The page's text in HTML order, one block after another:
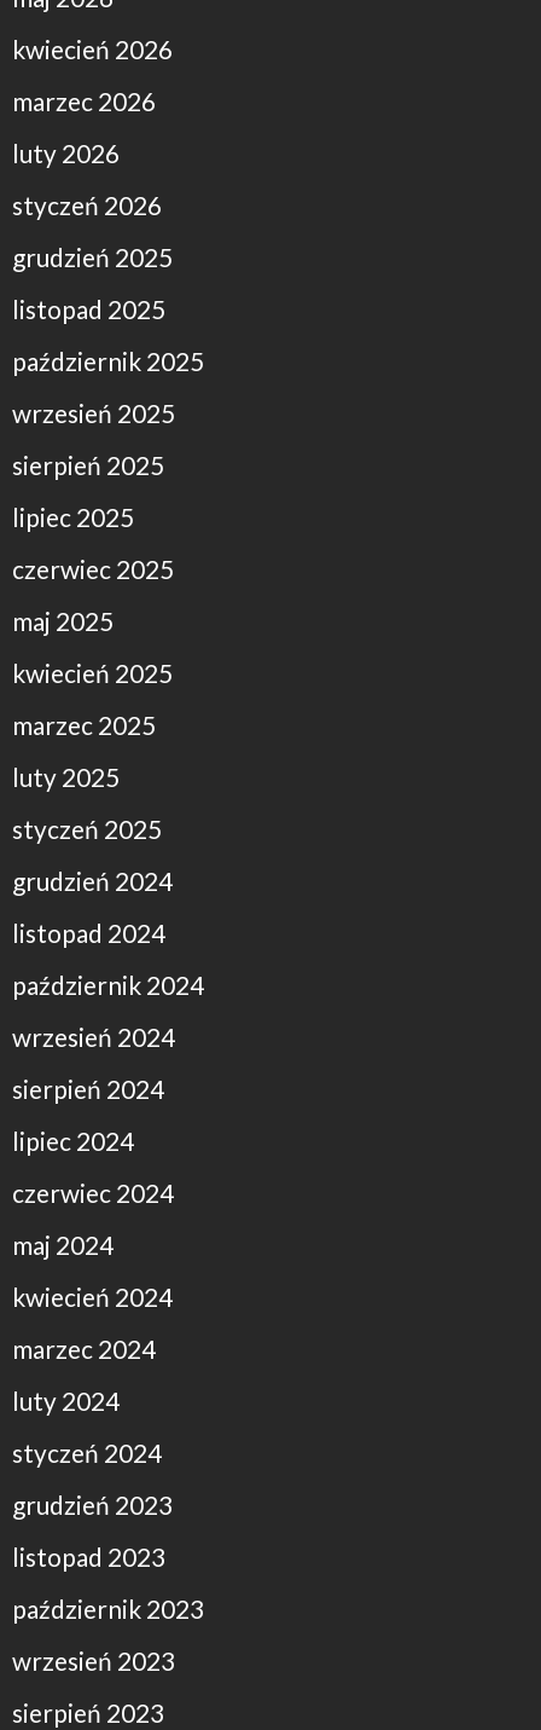
kwiecień 2026
marzec 2026
luty 2026
styczeń 2026
grudzień 2025
listopad 2025
październik 2025
wrzesień 2025
sierpień 2025
lipiec 2025
czerwiec 2025
maj 2025
kwiecień 2025
marzec 2025
luty 2025
styczeń 2025
grudzień 2024
listopad 2024
październik 2024
wrzesień 2024
sierpień 2024
lipiec 2024
czerwiec 2024
maj 2024
kwiecień 2024
marzec 2024
luty 2024
styczeń 2024
grudzień 2023
listopad 2023
październik 2023
wrzesień 2023
sierpień 2023